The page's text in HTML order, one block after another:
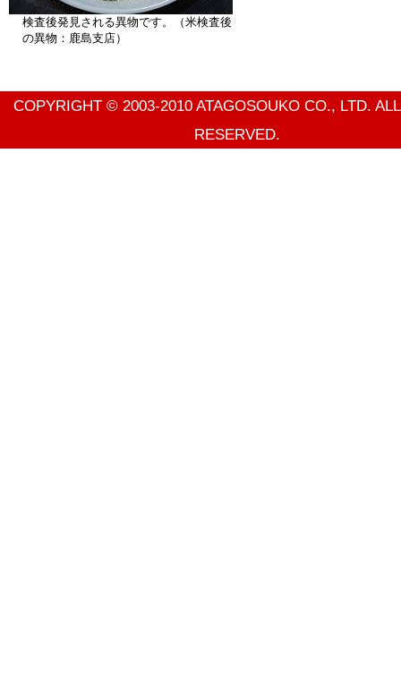
検査後発見される異物です。（米検査後
の異物：鹿島支店）
COPYRIGHT © 2003-2010 ATAGOSOUKO CO., LTD.
RESERVED.